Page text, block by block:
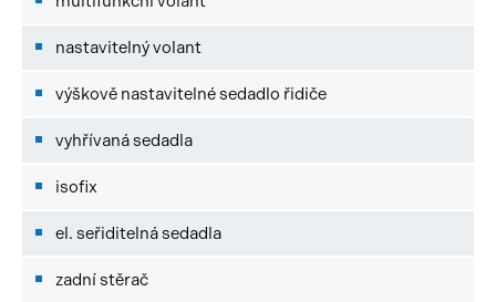
nastavitelný volant
výškově nastavitelné sedadlo řidiče
vyhřívaná sedadla
isofix
el. seřiditelná sedadla
zadní stěrač